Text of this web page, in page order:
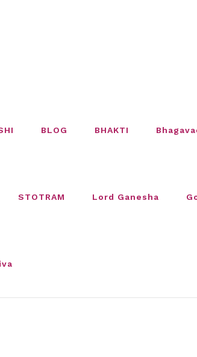
BLOG BHAKTI
STOTRAM Lord Ganesha